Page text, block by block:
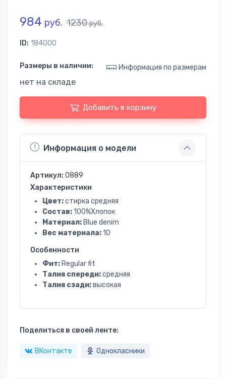
984 руб. 1230руб.
ID: 184000
Размеры в наличии: Информация по размерам
нет на складе
Добавить в корзину
Информация о модели
Артикул: 0889
Характеристики
Цвет:стирка средняя
Состав:100%Хлопок
Материал: Blue denim
Вес материала:10
Особенности
Фит: Regular fit
Талия спереди:средняя
Талия сзади:высокая
Поделиться в своей ленте:
ВКонтакте Однокласники